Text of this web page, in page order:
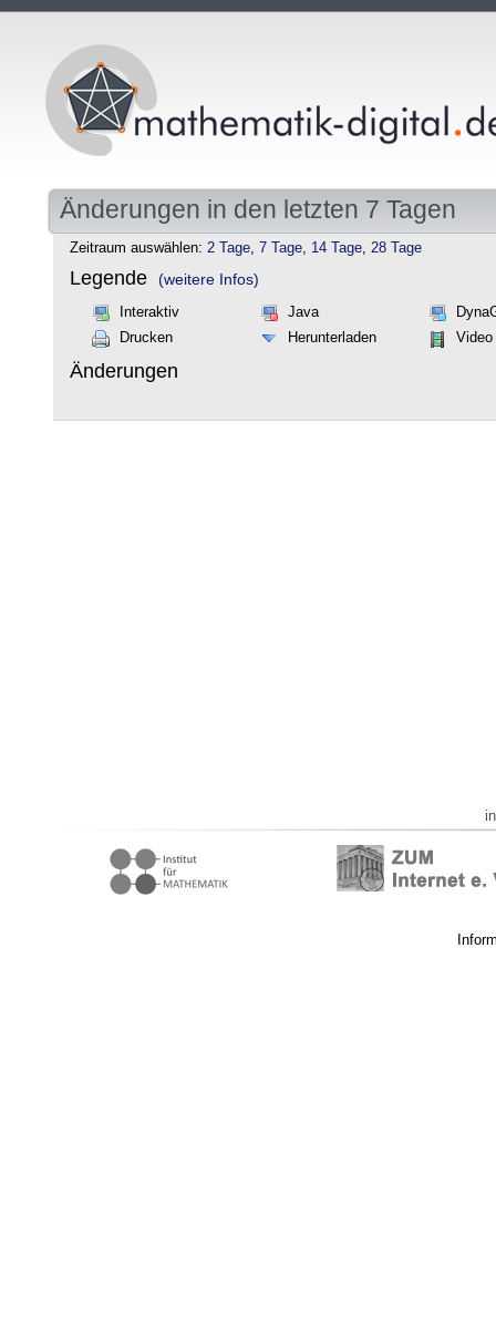
Änderungen in den letzten 7 Tagen
Zeitraum auswählen: 2 Tage, 7 Tage, 14 Tage, 28 Tage
Legende (weitere Infos)
Interaktiv Java
Drucken
Herunterladen Video
Änderungen